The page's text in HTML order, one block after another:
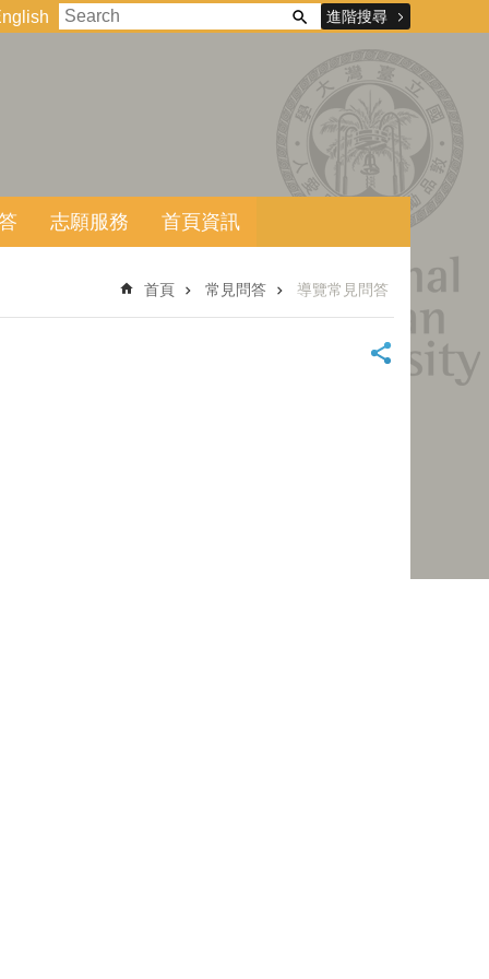
進階搜尋
志願服務 首頁資訊
首頁 常見問答 導覽常見問答